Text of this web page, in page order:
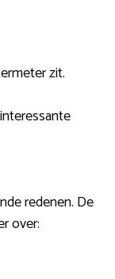
zit.
redenen. De
over: